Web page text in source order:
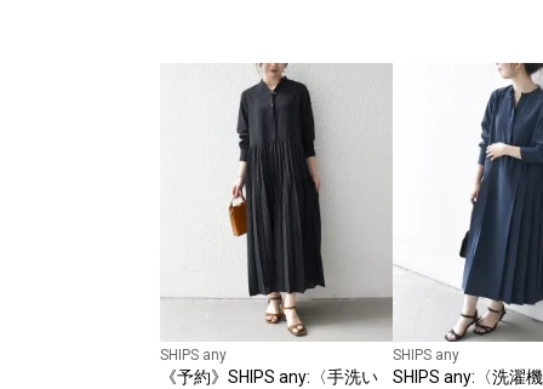
SHIPS any
《予約》SHIPS any:〈手洗い
SHIPS any
SHIPS any:〈洗濯